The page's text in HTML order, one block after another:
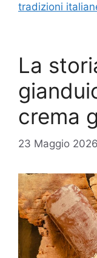
tradizioni
La
crema
23 Maggio 2026